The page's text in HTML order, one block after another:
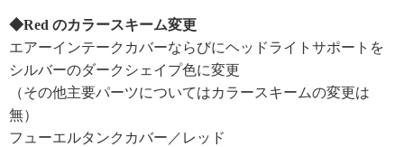
◆Red のカラースキーム変更
エアーインテークカバーならびにヘッドライトサポートを
シルバーのダークシェイプ色に変更
（その他主要パーツについてはカラースキームの変更は
無）
フューエルタンクカバー／レッド